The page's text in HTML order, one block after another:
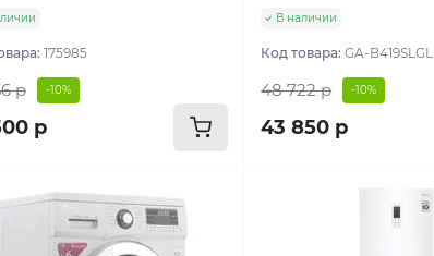
175985
р -10%
р
В наличии
Код товара:GA-B419SLGL
48 722 р -10%
43 850 р